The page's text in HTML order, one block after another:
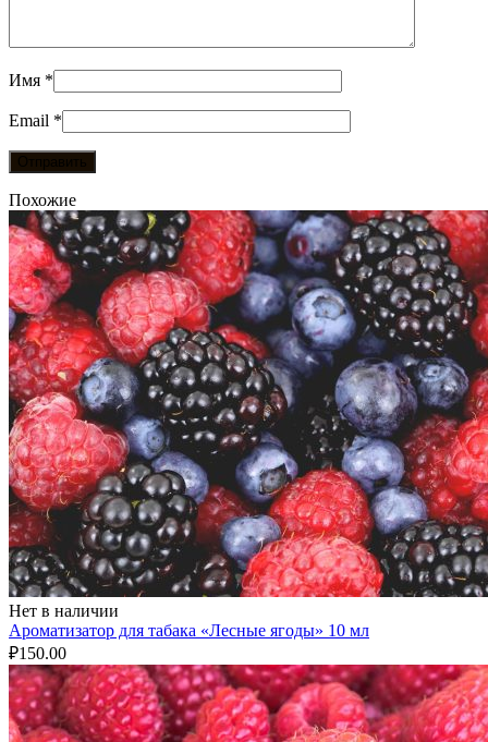
Имя *
Email *
Похожие
Нет в наличии
Ароматизатор для табака «Лесные ягоды» 10 мл
₽150.00